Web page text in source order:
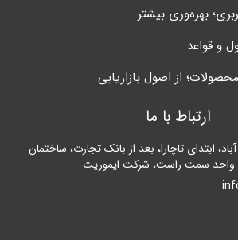
و قواعد
از اصول بازاریابی
ارتباط با ما
ابتدای تاچارا، بعد از بانک تجارت، ساختمان
واحد سمت راست، شرکت ایموریت